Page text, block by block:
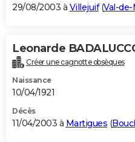
29/08/2003 à Villejuif(Val-
Leonarde
Créer une cagnotte obsèques
Naissance
10/04/1921
Décès
11/04/2003 à Martigues (